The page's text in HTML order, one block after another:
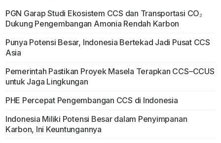
PGN Garap Studi Ekosistem CCS dan Transportasi CO₂
Dukung Pengembangan Amonia Rendah Karbon
Punya Potensi Besar, Indonesia Bertekad Jadi Pusat CCS
Asia
Pemerintah Pastikan Proyek Masela Terapkan CCS–CCUS
untuk Jaga Lingkungan
PHE Percepat Pengembangan CCS di Indonesia
Indonesia Miliki Potensi Besar dalam Penyimpanan
Karbon, Ini Keuntungannya